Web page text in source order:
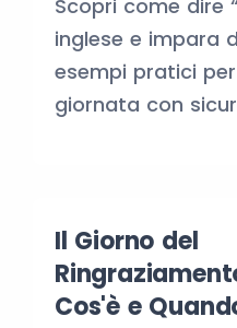
Scopri come dire
inglese e impara
esempi pratici
giornata con
Il Giorno del
Cos'è e